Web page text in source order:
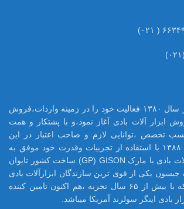
شرکت صبا صنعت از سال ۱۳۸۰ فعالیت خود را در زمینه واردات،فروش
ابزار آلات بادی آغاز نمود،و با پشتکار و همت
تخصص ،توانایی لازم و صاحب اعتبار در این
حرفه گردید.در سال ۱۳۸۸ با استفاده از تجربیات وقدرت خود موفق به
اخذ نمایندگی ابزار آلات بادی با مارک GP) GISON) ساخت کشور تایوان
یکی از قوی ترین سازندگان ابزارآلات بادی
در تایوان می باشد که با بیش از ۶۵ سال تجربه ،هم اکنون تامین کننده
بادی اینگر سولرند آمریکا میباشد.